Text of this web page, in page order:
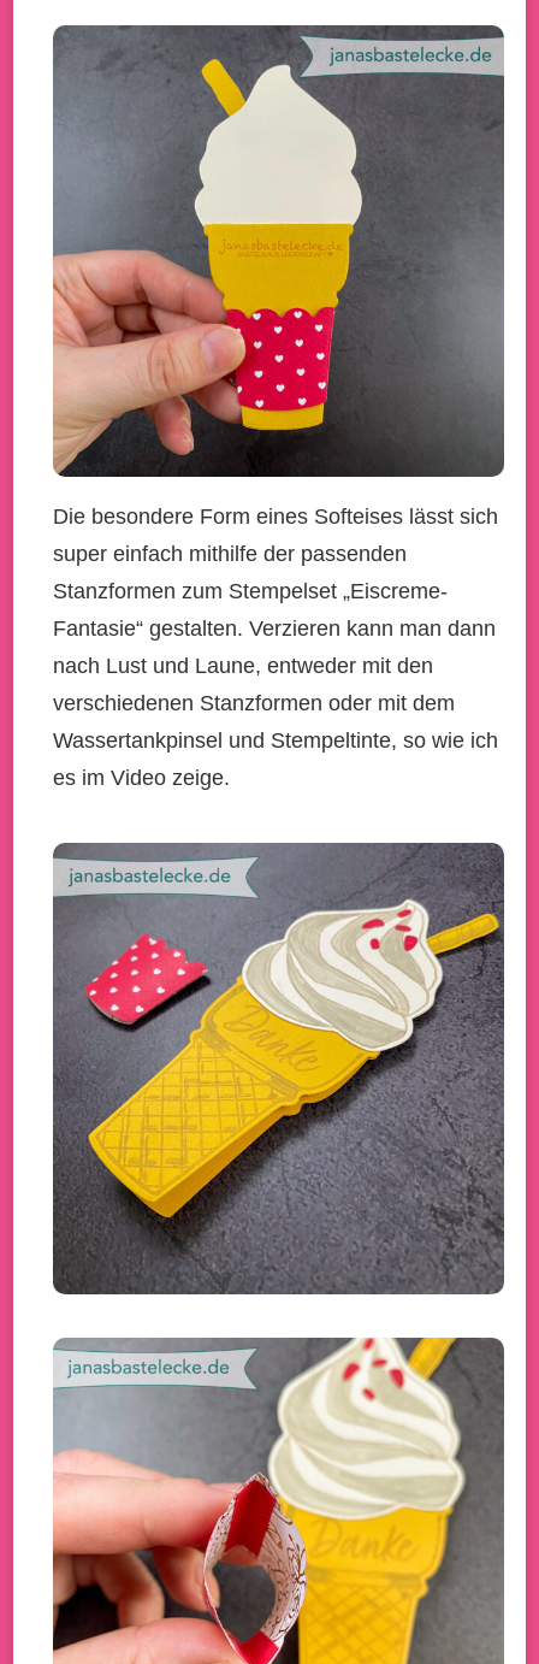
Die besondere Form eines Softeises lässt sich
super einfach mithilfe der passenden
Stanzformen zum Stempelset „Eiscreme-
Fantasie“ gestalten. Verzieren kann man dann
nach Lust und Laune, entweder mit den
verschiedenen Stanzformen oder mit dem
Wassertankpinsel und Stempeltinte, so wie ich
es im Video zeige.